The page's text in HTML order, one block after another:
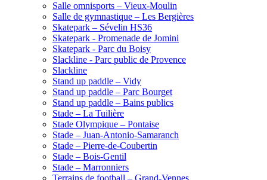
Salle omnisports – Vieux-Moulin
Salle de gymnastique – Les Bergières
Skatepark – Sévelin HS36
Skatepark - Promenade de Jomini
Skatepark - Parc du Boisy
Slackline - Parc public de Provence
Slackline
Stand up paddle – Vidy
Stand up paddle – Parc Bourget
Stand up paddle – Bains publics
Stade – La Tuilière
Stade Olympique – Pontaise
Stade – Juan-Antonio-Samaranch
Stade – Pierre-de-Coubertin
Stade – Bois-Gentil
Stade – Marronniers
Terrains de football – Grand-Vennes